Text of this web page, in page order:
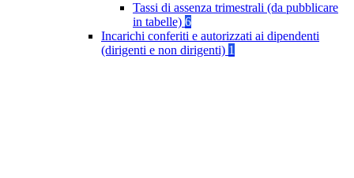
Tassi di assenza trimestrali (da pubblicare
in tabelle) 6
Incarichi conferiti e autorizzati ai dipendenti
(dirigenti e non dirigenti) 1